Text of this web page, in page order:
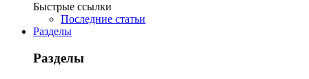
Быстрые ссылки
Последние статьи
Разделы
Разделы